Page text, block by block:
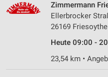
Zimmermann
Ellerbrocker
26169 Friesoythe
Heute 09:00 -
23,54 km •